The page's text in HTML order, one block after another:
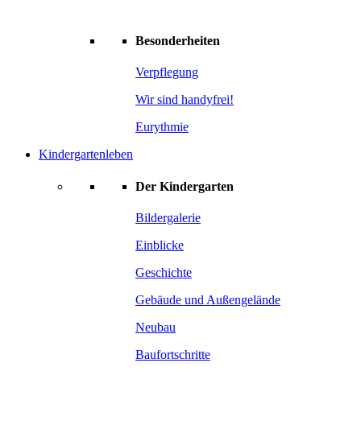
Besonderheiten
Verpflegung
Wir sind handyfrei!
Eurythmie
Kindergartenleben
Der Kindergarten
Bildergalerie
Einblicke
Geschichte
Gebäude und Außengelände
Neubau
Baufortschritte